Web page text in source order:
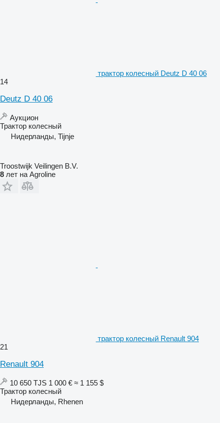
трактор колесный Deutz D 40 06
14
Deutz D 40 06
Аукцион
Трактор колесный
Нидерланды, Tijnje
Troostwijk Veilingen B.V.
8 лет на Agroline
трактор колесный Renault 904
21
Renault 904
10 650 TJS 1 000 € ≈ 1 155 $
Трактор колесный
Нидерланды, Rhenen